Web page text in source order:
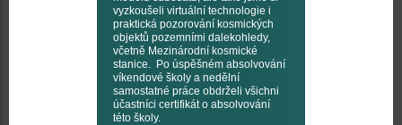
vyzkoušeli virtuální technologie i
praktická pozorování kosmických
objektů pozemními dalekohledy,
včetně Mezinárodní kosmické
stanice. Po úspěšném absolvování
víkendové školy a nedělní
samostatné práce obdrželi všichni
účastníci certifikát o absolvování
této školy.